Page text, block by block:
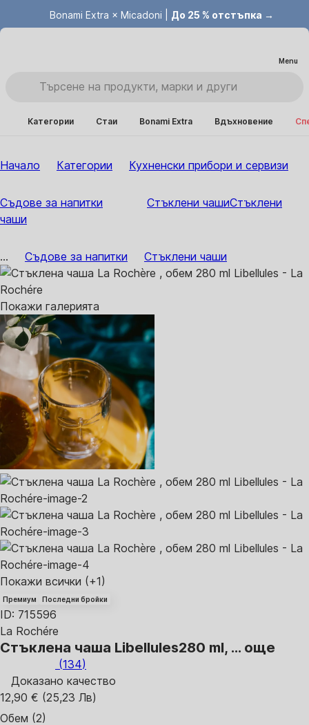
Bonami Extra × Micadoni | До 25 % отстъпка →
Menu
Категории Стаи Bonami Extra Вдъхновение
Начало Категории Кухненски прибори и сервизи
Съдове за напитки Стъклени чашиСтъклени
чаши
... Съдове за напитки Стъклени чаши
Покажи галерията
Покажи всички (+1)
Премиум Последни бройки
ID: 715596
La Rochére
Стъклена чаша Libellules280 ml, … още
(134)
Доказано качество
12,90 € (25,23 Лв)
Обем (2)